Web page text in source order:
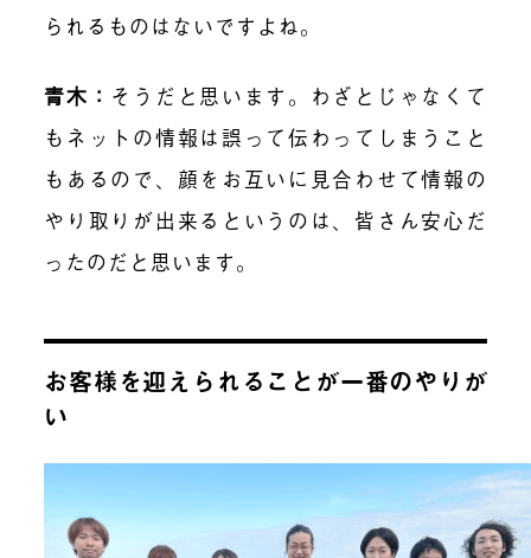
られるものはないですよね。
青木： そうだと思います。わざとじゃなくて
もネットの情報は誤って伝わってしまうこと
もあるので、顔をお互いに見合わせて情報の
やり取りが出来るというのは、皆さん安心だ
ったのだと思います。
お客様を迎えられることが一番のやりが
い